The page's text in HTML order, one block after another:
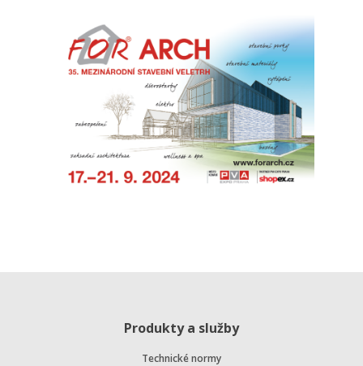
Produkty a služby
Technické normy